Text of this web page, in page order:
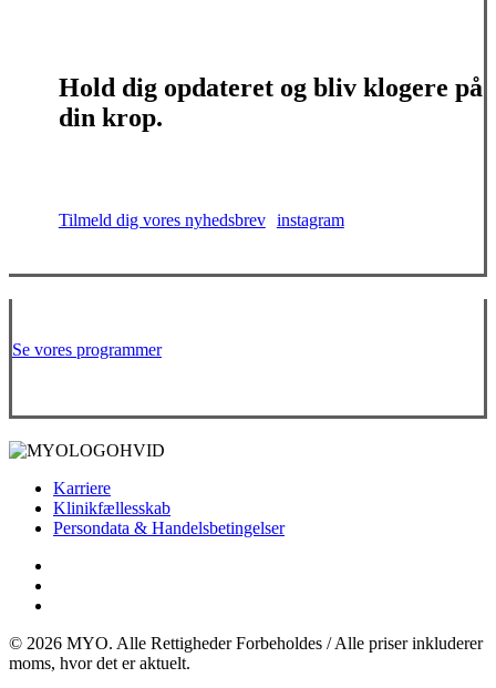
Hold dig opdateret og bliv klogere på
din krop.
Tilmeld dig vores nyhedsbrev instagram
Se vores programmer
Karriere
Klinikfællesskab
Persondata & Handelsbetingelser
© 2026 MYO. Alle Rettigheder Forbeholdes / Alle priser inkluderer
moms, hvor det er aktuelt.